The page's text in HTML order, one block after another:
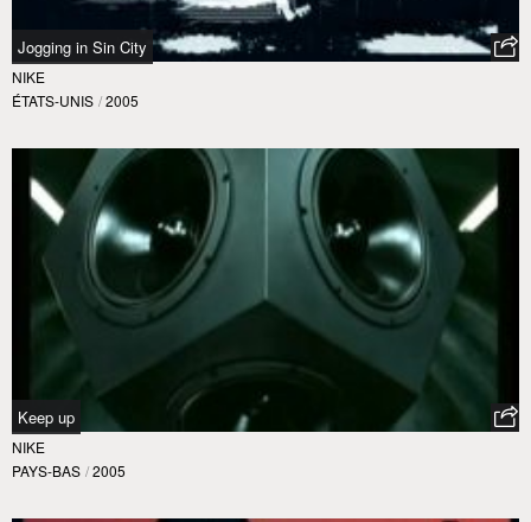
Jogging in Sin City
NIKE
ÉTATS-UNIS / 2005
Keep up
NIKE
PAYS-BAS / 2005